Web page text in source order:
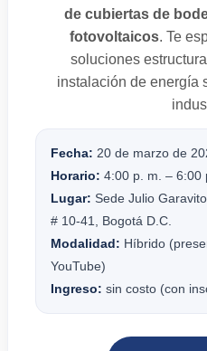
de cubiertas de
fotovoltaicos. Te
soluciones
instalación de energía
Fecha: 20 de marzo de
Horario: 4:00 p. m. – 6:00
Lugar: Sede Julio
# 10-41, Bogotá D.C.
Modalidad: Híbrido
YouTube)
Ingreso: sin costo (con